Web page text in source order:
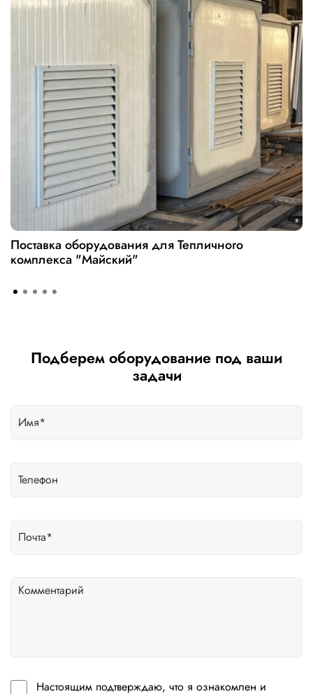
Поставка оборудования для Тепличного
комплекса "Майский"
Подберем оборудование под ваши
задачи
Настоящим подтверждаю, что я ознакомлен и